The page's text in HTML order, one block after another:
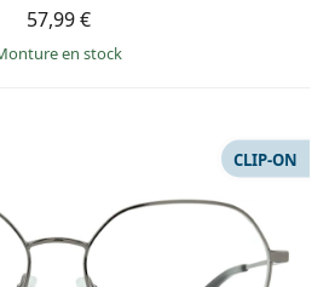
57,99 €
Monture en stock
CLIP-ON